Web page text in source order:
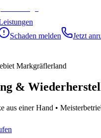
Schaden melden Jetzt
Markgräflerland
&
aus einer Hand •